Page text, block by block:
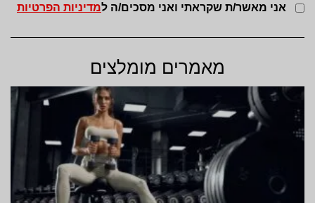
אני מאשר/ת שקראתי ואני מסכים/ה למדיניות הפרטיות
מאמרים מומלצים